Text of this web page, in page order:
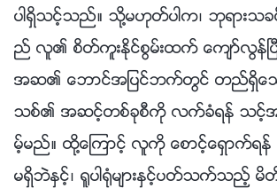
ပါရွိသင့္သည္။ သို႔မဟုတ္ပါက၊ ဘုရားသ
ည္ လူ၏ စိတ္ကူးႏိုင္စြမ္းထက္ ေက်ာ္လြန္
အဆ၏ ေဘာင္အျပင္ဘက္တြင္ တည္ရွိေသာ
သစ္၏ အဆင့္တစ္ခုစီကို လက္ခံရန္ သင့္အ
မ့္မည္။ ထို႔ေၾကာင့္ လူကို ေစာင့္ေရွာက္ရန္
မရွိဘဲႏွင့္၊ ႐ူပါ႐ုံမ်ားႏွင့္ပတ္သက္သည့္